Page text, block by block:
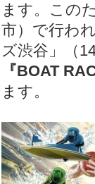
ます。この
市）で行わ
ズ渋谷」（
『BOAT
ます。